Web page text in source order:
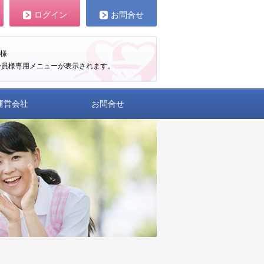
ログイン お問合せ
様
様専用メニューが表示されます。
営会社 お問合せ